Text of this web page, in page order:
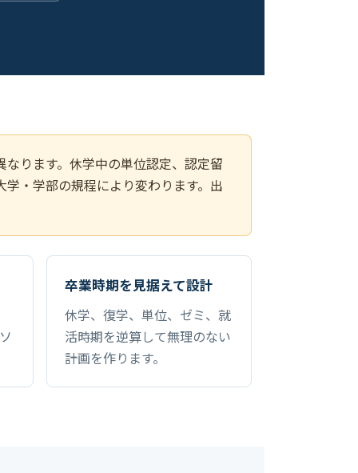
ります。休学中の単位認定、認定留
・学部の規程により変わります。出
卒業時期を見据えて設計
休学、復学、単位、ゼミ、就
活時期を逆算して無理のない
計画を作ります。